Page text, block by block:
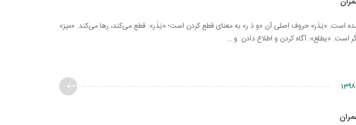
عمران آمده است: «یَذَر» حروف اصلی آن «و ذ ر» به معنای قطع کردن است؛ «یَذَر»: قطع می‌کند، رها می‌کند. «میز»
«یطلع»: آگاه کردن و اطلاع دادن و ...